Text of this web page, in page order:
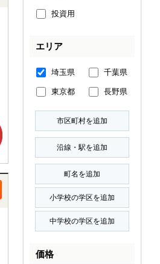
投資用
エリア
埼玉県 千葉県
東京都 長野県
価格